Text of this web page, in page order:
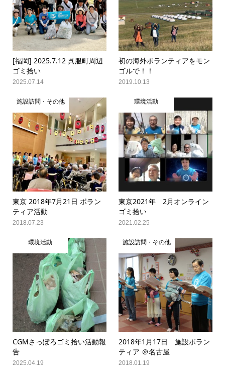
[福岡] 2025.7.12 呉服町周辺
ゴミ拾い
2025.07.14
初の海外ボランティアをモン
ゴルで！！
2019.10.13
施設訪問・その他
東京 2018年7月21日 ボラン
ティア活動
2018.07.23
環境活動
東京2021年 2月オンライン
ゴミ拾い
2021.02.25
環境活動
CGMさっぽろゴミ拾い活動報
告
2025.04.19
施設訪問・その他
2018年1月17日 施設ボラン
ティア ＠名古屋
2018.01.19